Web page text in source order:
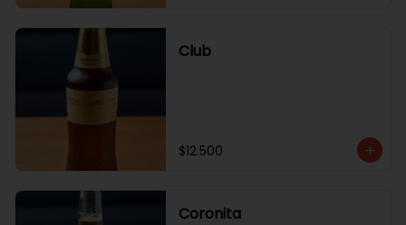
Club
$12.500
Coronita